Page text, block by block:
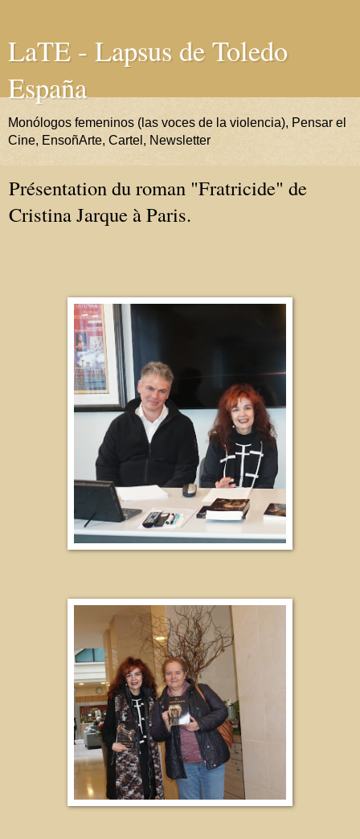
LaTE - Lapsus de Toledo
España
Monólogos femeninos (las voces de la violencia), Pensar el
Cine, EnsoñArte, Cartel, Newsletter
Présentation du roman "Fratricide" de
Cristina Jarque à Paris.